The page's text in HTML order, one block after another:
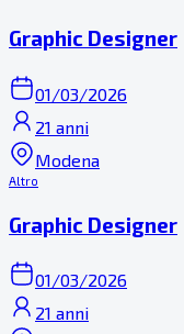
Graphic Designer
01/03/2026
21 anni
Modena
Altro
Graphic Designer
01/03/2026
21 anni